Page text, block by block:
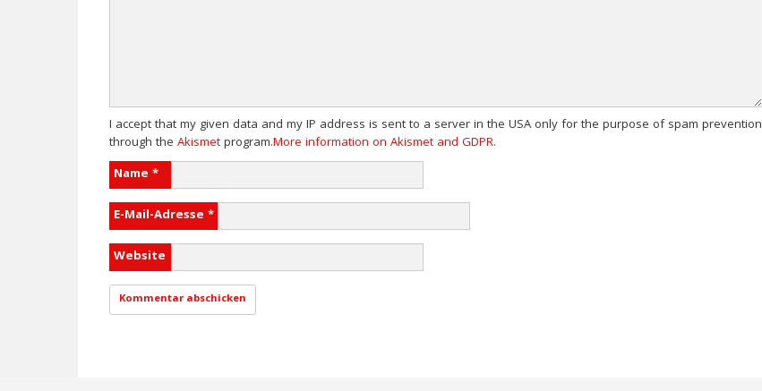
I accept that my given data and my IP address is sent to a server in the USA only for the purpose of spam prevention
through the Akismetprogram.More information on Akismet and GDPR.
Name *
E-Mail-Adresse *
Website